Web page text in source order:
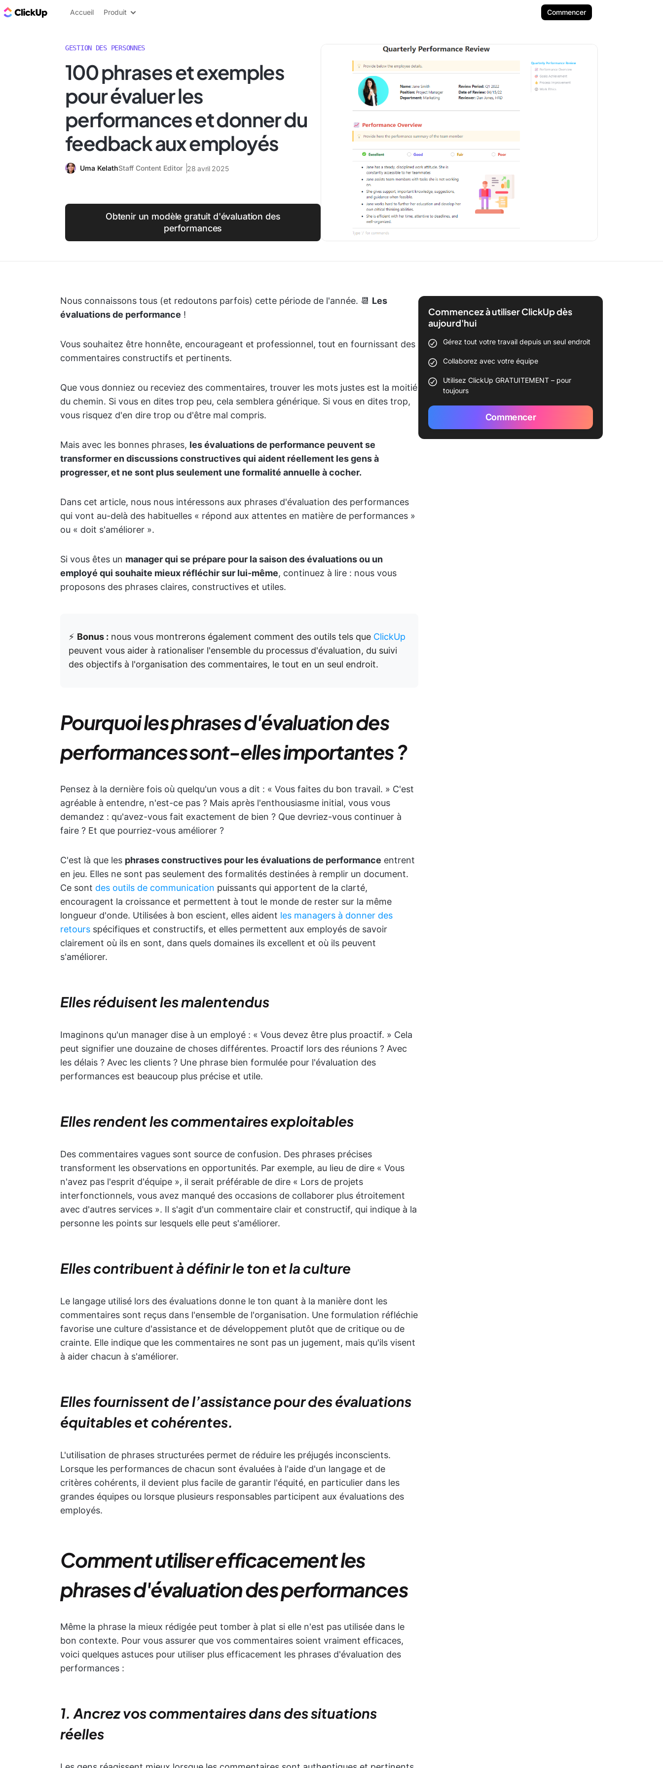
ClickUp Blog
Accueil Produit Commencer
GESTION DES PERSONNES
100 phrases et exemples
pour évaluer les
performances et donner du
feedback aux employés
Uma KelathStaff Content Editor 28 avril 2025
Obtenir un modèle gratuit d'évaluation des
performances
Nous connaissons tous (et redoutons parfois) cette période de l'année. 📆 Les
évaluations de performance !
Vous souhaitez être honnête, encourageant et professionnel, tout en fournissant des
commentaires constructifs et pertinents.
Que vous donniez ou receviez des commentaires, trouver les mots justes est la moitié
du chemin. Si vous en dites trop peu, cela semblera générique. Si vous en dites trop,
vous risquez d'en dire trop ou d'être mal compris.
Mais avec les bonnes phrases, les évaluations de performance peuvent se
transformer en discussions constructives qui aident réellement les gens à
progresser, et ne sont plus seulement une formalité annuelle à cocher.
Dans cet article, nous nous intéressons aux phrases d'évaluation des performances
qui vont au-delà des habituelles « répond aux attentes en matière de performances »
ou « doit s'améliorer ».
Si vous êtes un manager qui se prépare pour la saison des évaluations ou un
employé qui souhaite mieux réfléchir sur lui-même, continuez à lire : nous vous
proposons des phrases claires, constructives et utiles.
⚡️ Bonus : nous vous montrerons également comment des outils tels que ClickUp
peuvent vous aider à rationaliser l'ensemble du processus d'évaluation, du suivi
des objectifs à l'organisation des commentaires, le tout en un seul endroit.
Pourquoi les phrases d'évaluation des
performances sont-elles importantes ?
Pensez à la dernière fois où quelqu'un vous a dit : « Vous faites du bon travail. » C'est
agréable à entendre, n'est-ce pas ? Mais après l'enthousiasme initial, vous vous
demandez : qu'avez-vous fait exactement de bien ? Que devriez-vous continuer à
faire ? Et que pourriez-vous améliorer ?
C'est là que les phrases constructives pour les évaluations de performance entrent
en jeu. Elles ne sont pas seulement des formalités destinées à remplir un document.
Ce sont des outils de communication puissants qui apportent de la clarté,
encouragent la croissance et permettent à tout le monde de rester sur la même
longueur d'onde. Utilisées à bon escient, elles aident les managers à donner des
retours spécifiques et constructifs, et elles permettent aux employés de savoir
clairement où ils en sont, dans quels domaines ils excellent et où ils peuvent
s'améliorer.
Elles réduisent les malentendus
Imaginons qu'un manager dise à un employé : « Vous devez être plus proactif. » Cela
peut signifier une douzaine de choses différentes. Proactif lors des réunions ? Avec
les délais ? Avec les clients ? Une phrase bien formulée pour l'évaluation des
performances est beaucoup plus précise et utile.
Elles rendent les commentaires exploitables
Des commentaires vagues sont source de confusion. Des phrases précises
transforment les observations en opportunités. Par exemple, au lieu de dire « Vous
n'avez pas l'esprit d'équipe », il serait préférable de dire « Lors de projets
interfonctionnels, vous avez manqué des occasions de collaborer plus étroitement
avec d'autres services ». Il s'agit d'un commentaire clair et constructif, qui indique à la
personne les points sur lesquels elle peut s'améliorer.
Elles contribuent à définir le ton et la culture
Le langage utilisé lors des évaluations donne le ton quant à la manière dont les
commentaires sont reçus dans l'ensemble de l'organisation. Une formulation réfléchie
favorise une culture d'assistance et de développement plutôt que de critique ou de
crainte. Elle indique que les commentaires ne sont pas un jugement, mais qu'ils visent
à aider chacun à s'améliorer.
Elles fournissent de l’assistance pour des évaluations
équitables et cohérentes.
L'utilisation de phrases structurées permet de réduire les préjugés inconscients.
Lorsque les performances de chacun sont évaluées à l'aide d'un langage et de
critères cohérents, il devient plus facile de garantir l'équité, en particulier dans les
grandes équipes ou lorsque plusieurs responsables participent aux évaluations des
employés.
Comment utiliser efficacement les
phrases d'évaluation des performances
Même la phrase la mieux rédigée peut tomber à plat si elle n'est pas utilisée dans le
bon contexte. Pour vous assurer que vos commentaires soient vraiment efficaces,
voici quelques astuces pour utiliser plus efficacement les phrases d'évaluation des
performances :
1. Ancrez vos commentaires dans des situations
réelles
Commencez à utiliser ClickUp dès
aujourd'hui
Gérez tout votre travail depuis un seul endroit
Collaborez avec votre équipe
Utilisez ClickUp GRATUITEMENT – pour
toujours
Commencer